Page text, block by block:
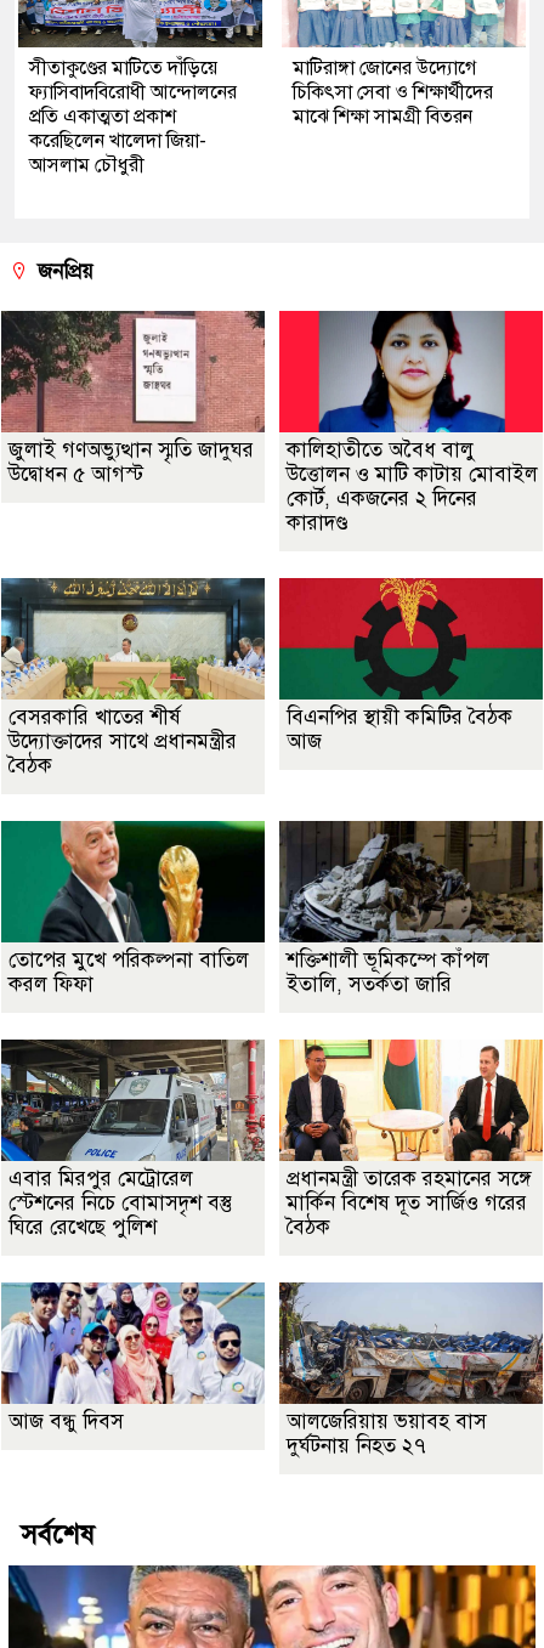
সীতাকুণ্ডের মাটিতে দাঁড়িয়ে
ফ্যাসিবাদবিরোধী আন্দোলনের
প্রতি একাত্মতা প্রকাশ
করেছিলেন খালেদা জিয়া-
আসলাম চৌধুরী
মাটিরাঙ্গা জোনের উদ্যোগে
চিকিৎসা সেবা ও শিক্ষার্থীদের
মাঝে শিক্ষা সামগ্রী বিতরন
জনপ্রিয়
জুলাই গণঅভ্যুত্থান স্মৃতি জাদুঘর
উদ্বোধন ৫ আগস্ট
কালিহাতীতে অবৈধ বালু
উত্তোলন ও মাটি কাটায় মোবাইল
কোর্ট, একজনের ২ দিনের
কারাদণ্ড
বেসরকারি খাতের শীর্ষ
উদ্যোক্তাদের সাথে প্রধানমন্ত্রীর
বৈঠক
বিএনপির স্থায়ী কমিটির বৈঠক
আজ
তোপের মুখে পরিকল্পনা বাতিল
করল ফিফা
শক্তিশালী ভূমিকম্পে কাঁপল
ইতালি, সতর্কতা জারি
এবার মিরপুর মেট্রোরেল
স্টেশনের নিচে বোমাসদৃশ বস্তু
ঘিরে রেখেছে পুলিশ
প্রধানমন্ত্রী তারেক রহমানের সঙ্গে
মার্কিন বিশেষ দূত সার্জিও গরের
বৈঠক
আজ বন্ধু দিবস
আলজেরিয়ায় ভয়াবহ বাস
দুর্ঘটনায় নিহত ২৭
সর্বশেষ